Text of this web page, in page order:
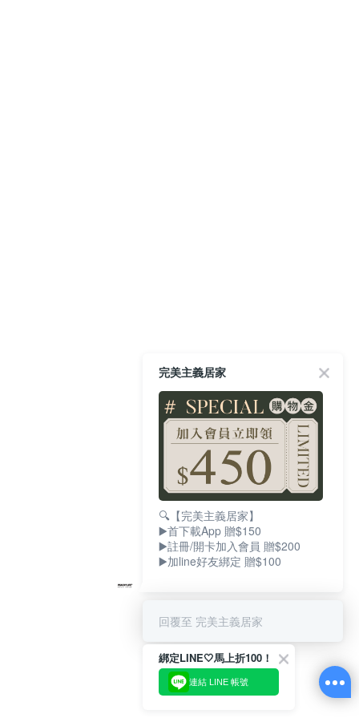
完美主義居家
🔍【完美主義居家】
▶️首下載App 贈$150
▶️註冊/開卡加入會員 贈$200
▶️加line好友綁定 贈$100
回覆至 完美主義居家
綁定LINE🤍馬上折100！
連結 LINE 帳號